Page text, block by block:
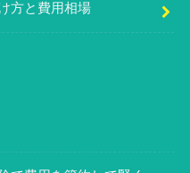
方と費用相場